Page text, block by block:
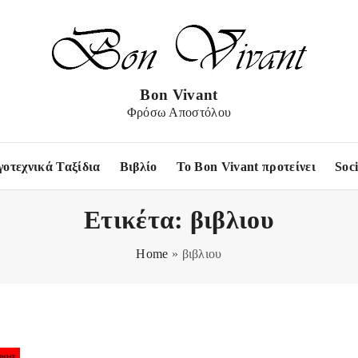
Bon Vivant
Φρόσω Αποστόλου
Ταξίδια Βιβλίο Το Bon Vivant προτείνει
Ετικέτα: βιβλιου
Home » βιβλιου